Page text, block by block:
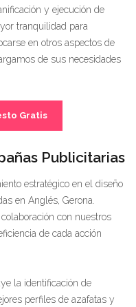
y ejecución de
tranquilidad para
en otros aspectos de
de sus necesidades
Gratis
Publicitarias
estratégico en el diseño
en Anglés, Gerona.
con nuestros
de cada acción
la identificación de
perfiles de azafatas y